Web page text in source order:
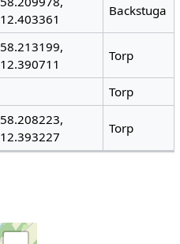
12.403361
Backstuga
58.213199,
12.390711
Torp
Torp
58.208223,
12.393227
Torp